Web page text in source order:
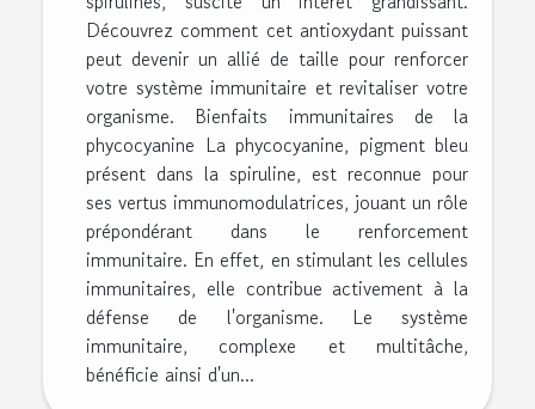
Découvrez comment cet antioxydant puissant
peut devenir un allié de taille pour renforcer
votre système immunitaire et revitaliser votre
organisme. Bienfaits immunitaires de la
phycocyanine La phycocyanine, pigment bleu
présent dans la spiruline, est reconnue pour
ses vertus immunomodulatrices, jouant un rôle
prépondérant dans le renforcement
immunitaire. En effet, en stimulant les cellules
immunitaires, elle contribue activement à la
défense de l'organisme. Le système
immunitaire, complexe et multitâche,
bénéficie ainsi d'un...